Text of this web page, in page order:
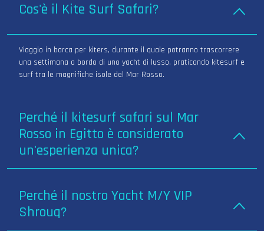
Cos'è il Kite Surf Safari?
Viaggio in barca per kiters, durante il quale potranno trascorrere
una settimana a bordo di uno yacht di lusso, praticando kitesurf e
surf tra le magnifiche isole del Mar Rosso.
Perché il kitesurf safari sul Mar
Rosso in Egitto è considerato
un'esperienza unica?
Perché il nostro Yacht M/Y VIP
Shrouq?